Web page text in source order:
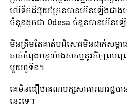
លើទឹកដីអ៊ុយក្រែនបានកើនឡើងជាង
ចំនួនដូចជា Odesa ចំនួនបានកើនឡ
មិនត្រឹមតែគាត់បដិសេធមិនដាក់សម្ពា
គាត់កំពុងបន្តយ៉ាងសកម្មនូវកិច្ចព្រមព្
មួយពូទីន។
គេមិន​ជឿ​ថា​គណបក្ស​សាធារណរដ្ឋ​បា
នេះ​ទេ។